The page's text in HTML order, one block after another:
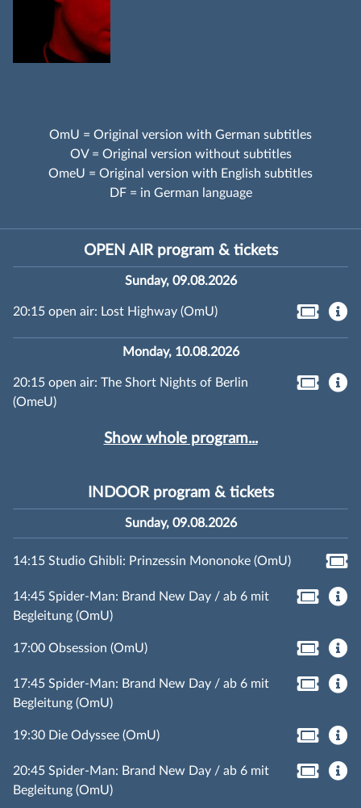
OmU = Original version with German subtitles
OV = Original version without subtitles
OmeU = Original version with English subtitles
DF = in German language
OPEN AIR program & tickets
Sunday, 09.08.2026
20:15 open air: Lost Highway (OmU)
Monday, 10.08.2026
20:15 open air: The Short Nights of Berlin
(OmeU)
Show whole program...
INDOOR program & tickets
Sunday, 09.08.2026
14:15 Studio Ghibli: Prinzessin Mononoke (OmU)
14:45 Spider-Man: Brand New Day / ab 6 mit
Begleitung (OmU)
17:00 Obsession (OmU)
17:45 Spider-Man: Brand New Day / ab 6 mit
Begleitung (OmU)
19:30 Die Odyssee (OmU)
20:45 Spider-Man: Brand New Day / ab 6 mit
Begleitung (OmU)